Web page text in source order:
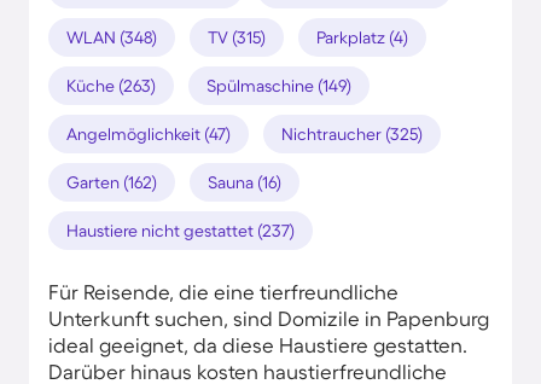
WLAN (348) TV (315) Parkplatz (4)
Küche (263) Spülmaschine (149)
Angelmöglichkeit (47) Nichtraucher (325)
Garten (162) Sauna (16)
Haustiere nicht gestattet (237)
Für Reisende, die eine tierfreundliche
Unterkunft suchen, sind Domizile in Papenburg
ideal geeignet, da diese Haustiere gestatten.
Darüber hinaus kosten haustierfreundliche